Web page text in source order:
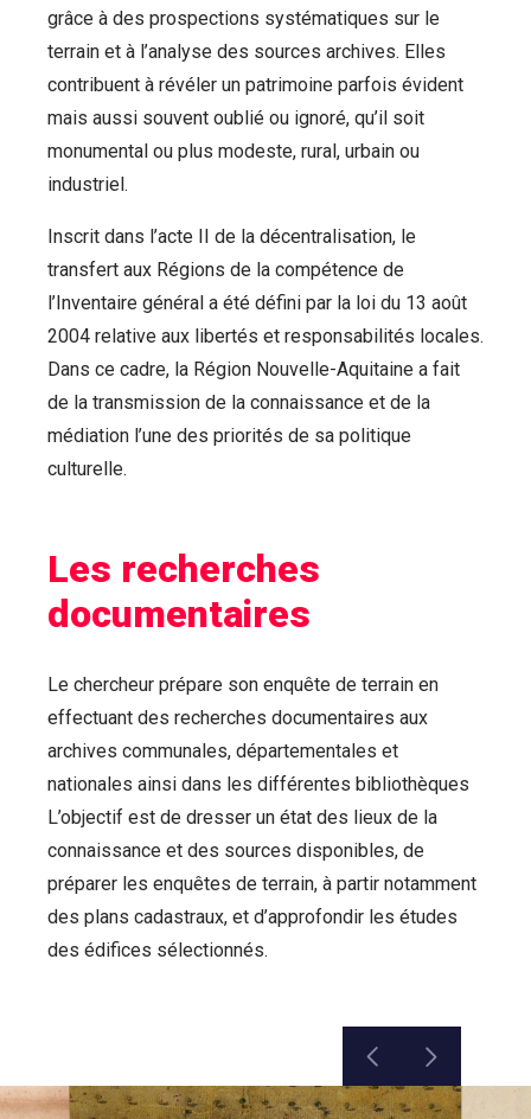
grâce à des prospections systématiques sur le
terrain et à l’analyse des sources archives. Elles
contribuent à révéler un patrimoine parfois évident
mais aussi souvent oublié ou ignoré, qu’il soit
monumental ou plus modeste, rural, urbain ou
industriel.
Inscrit dans l’acte II de la décentralisation, le
transfert aux Régions de la compétence de
l’Inventaire général a été défini par la loi du 13 août
2004 relative aux libertés et responsabilités locales.
Dans ce cadre, la Région Nouvelle-Aquitaine a fait
de la transmission de la connaissance et de la
médiation l’une des priorités de sa politique
culturelle.
Les recherches
documentaires
Le chercheur prépare son enquête de terrain en
effectuant des recherches documentaires aux
archives communales, départementales et
nationales ainsi dans les différentes bibliothèques
L’objectif est de dresser un état des lieux de la
connaissance et des sources disponibles, de
préparer les enquêtes de terrain, à partir notamment
des plans cadastraux, et d’approfondir les études
des édifices sélectionnés.